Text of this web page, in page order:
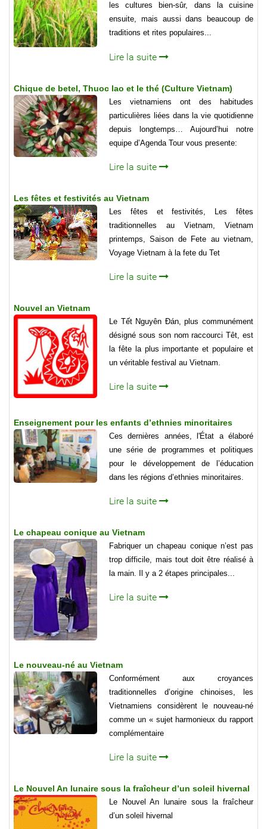
les cultures bien-sûr, dans la cuisine
ensuite, mais aussi dans beaucoup de
traditions et rites populaires...
Lire la suite
Chique de betel, Thuoc lao et le thé (Culture Vietnam)
Les vietnamiens ont des habitudes
particulières liées dans la vie quotidienne
depuis longtemps… Aujourd’hui notre
equipe d’Agenda Tour vous presente:
Lire la suite
Les fêtes et festivités au Vietnam
Les fêtes et festivités, Les fêtes
traditionnelles au Vietnam, Vietnam
printemps, Saison de Fete au vietnam,
Voyage Vietnam à la fete du Tet
Lire la suite
Nouvel an Vietnam
Le Tết Nguyên Đán, plus communément
désigné sous son nom raccourci Têt, est
la fête la plus importante et populaire et
un véritable festival au Vietnam.
Lire la suite
Enseignement pour les enfants d’ethnies minoritaires
Ces dernières années, l'État a élaboré
une série de programmes et politiques
pour le développement de l’éducation
dans les régions d’ethnies minoritaires.
Lire la suite
Le chapeau conique au Vietnam
Fabriquer un chapeau conique n’est pas
trop difficile, mais tout doit être réalisé à
la main. Il y a 2 étapes principales...
Lire la suite
Le nouveau-né au Vietnam
Conformément aux croyances
traditionnelles d’origine chinoises, les
Vietnamiens considèrent le nouveau-né
comme un « sujet harmonieux du rapport
complémentaire
Lire la suite
Le Nouvel An lunaire sous la fraîcheur d’un soleil hivernal
Le Nouvel An lunaire sous la fraîcheur
d’un soleil hivernal